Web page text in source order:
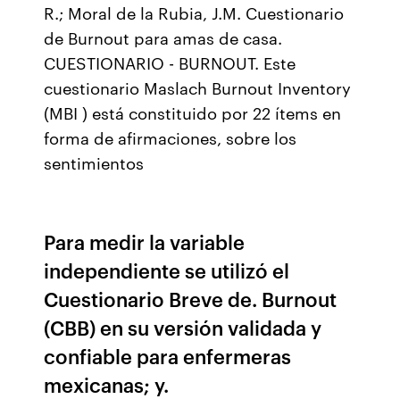
R.; Moral de la Rubia, J.M. Cuestionario
de Burnout para amas de casa.
CUESTIONARIO - BURNOUT. Este
cuestionario Maslach Burnout Inventory
(MBI ) está constituido por 22 ítems en
forma de afirmaciones, sobre los
sentimientos
Para medir la variable
independiente se utilizó el
Cuestionario Breve de. Burnout
(CBB) en su versión validada y
confiable para enfermeras
mexicanas; y.